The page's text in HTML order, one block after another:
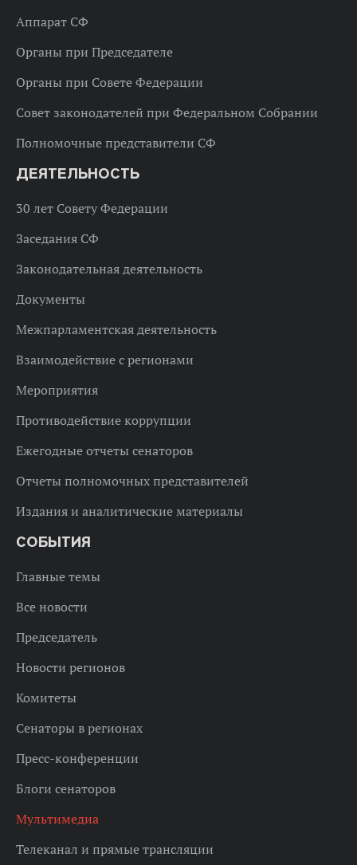
Аппарат СФ
Органы при Председателе
Органы при Совете Федерации
Совет законодателей при Федеральном Собрании
Полномочные представители СФ
ДЕЯТЕЛЬНОСТЬ
30 лет Совету Федерации
Заседания СФ
Законодательная деятельность
Документы
Межпарламентская деятельность
Взаимодействие с регионами
Мероприятия
Противодействие коррупции
Ежегодные отчеты сенаторов
Отчеты полномочных представителей
Издания и аналитические материалы
СОБЫТИЯ
Главные темы
Все новости
Председатель
Новости регионов
Комитеты
Сенаторы в регионах
Пресс-конференции
Блоги сенаторов
Мультимедиа
Телеканал и прямые трансляции